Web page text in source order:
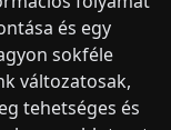
és egy
sokféle
változatosak,
tehetséges és